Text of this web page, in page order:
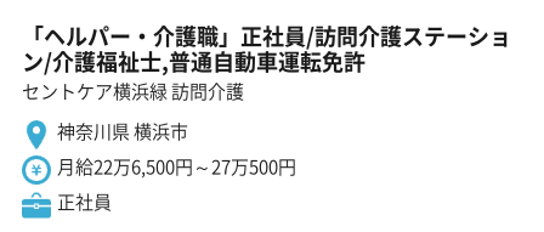
「ヘルパー・介護職」正社員/訪問介護ステーショ
ン/介護福祉士,普通自動車運転免許
セントケア横浜緑 訪問介護
神奈川県 横浜市
月給22万6,500円～27万500円
正社員